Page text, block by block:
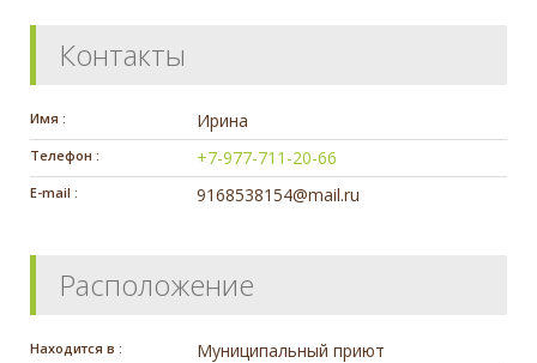
Контакты
Имя : Ирина
Телефон : +7-977-711-20-66
E-mail : 9168538154@mail.ru
Расположение
Находится в : Муниципальный приют